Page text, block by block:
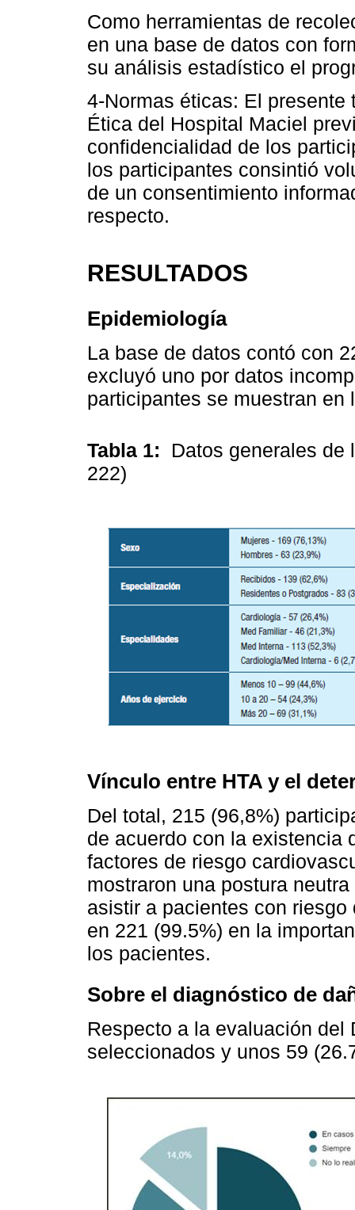
Como herramientas de
en una base de datos con
su análisis estadístico el
4-Normas éticas: El presente
Ética del Hospital Maciel
confidencialidad de los
los participantes consintió
de un consentimiento
respecto.
RESULTADOS
Epidemiología
La base de datos contó con
excluyó uno por datos
participantes se muestran en
Tabla 1: Datos generales de
222)
Vínculo entre HTA y el
Del total, 215 (96,8%)
de acuerdo con la existencia
factores de riesgo
mostraron una postura
asistir a pacientes con
en 221 (99.5%) en la
los pacientes.
Sobre el diagnóstico de
Respecto a la evaluación del
seleccionados y unos 59